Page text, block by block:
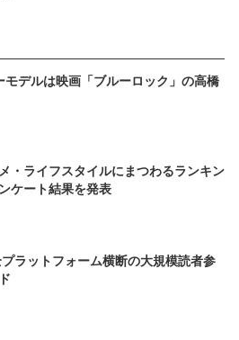
モデルは映画「ブルーロック」の高橋
・ライフスタイルにまつわるランキン
ケート結果を発表
ラットフォーム横断の大規模読者参